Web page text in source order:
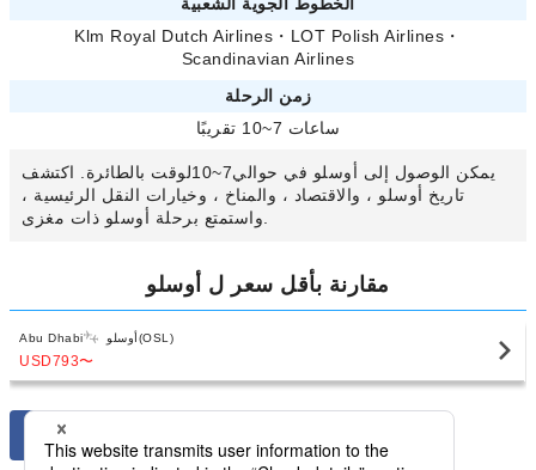
Klm Royal Dutch Airlines ・ LOT Polish Airlines ・
Scandinavian Airlines
زمن الرحلة
ساعات 7~10 تقريبًا
يمكن الوصول إلى أوسلو في حوالي7~10لوقت بالطائرة. اكتشف
تاريخ أوسلو ، والاقتصاد ، والمناخ ، وخيارات النقل الرئيسية ،
مقارنة بأقل سعر ل أوسلو
Abu Dhabi أوسلو(OSL)
USD793〜